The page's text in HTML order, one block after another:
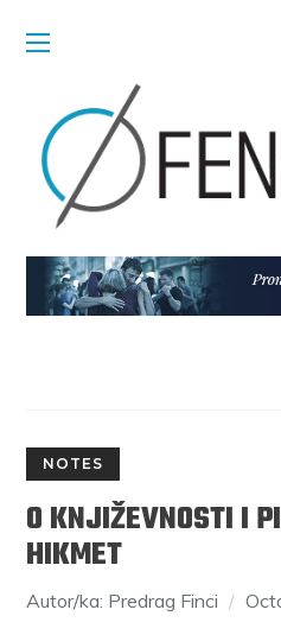
NOTES
O KNJIŽEVNOSTI I
HIKMET
Autor/ka: Predrag Finci